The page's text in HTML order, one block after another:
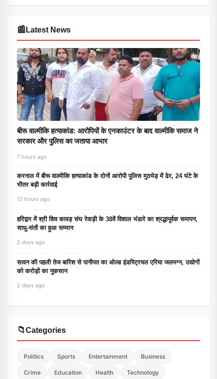
📰 Latest News
बीरू वाल्मीकि हत्याकांड: आरोपियों के एनकाउंटर के बाद वाल्मीकि समाज ने
सरकार और पुलिस का जताया आभार
7 hours ago
करनाल में बीरू वाल्मीकि हत्याकांड के दोनों आरोपी पुलिस मुठभेड़ में ढेर, 24 घंटे के
भीतर बड़ी कार्रवाई
13 hours ago
हरिद्वार में श्री शिव कावड़ संघ रेवाड़ी के 38वें विशाल भंडारे का श्रद्धापूर्वक समापन,
साधु-संतों का हुआ सम्मान
2 days ago
सावन की पहली तेज बारिश से पानीपत का ओल्ड इंडस्ट्रियल एरिया जलमग्न, उद्योगों
को करोड़ों का नुकसान
2 days ago
📁Categories
Politics Sports Entertainment Business
Crime Education Health Technology